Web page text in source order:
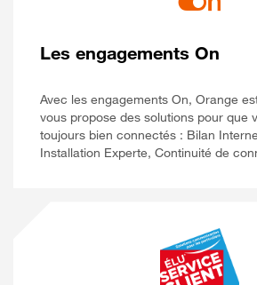
Les engagements On
Avec les engagements On, Orange
vous propose des solutions pour que
toujours bien connectés : Bilan
Installation Experte, Continuité de